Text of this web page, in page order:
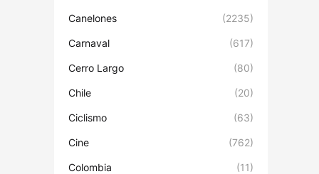
Canelones (2235)
Carnaval (617)
Cerro Largo (80)
Chile (20)
Ciclismo (63)
Cine (762)
Colombia (11)